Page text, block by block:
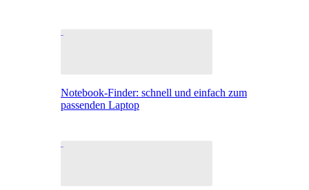
Notebook-Finder: schnell und einfach zum
passenden Laptop